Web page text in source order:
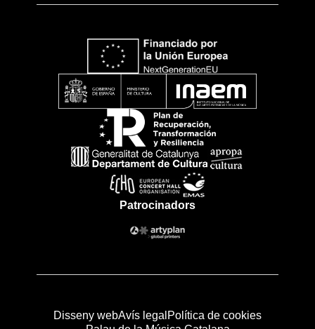
Patrocinadors
Disseny webAvís legal Política de cookies